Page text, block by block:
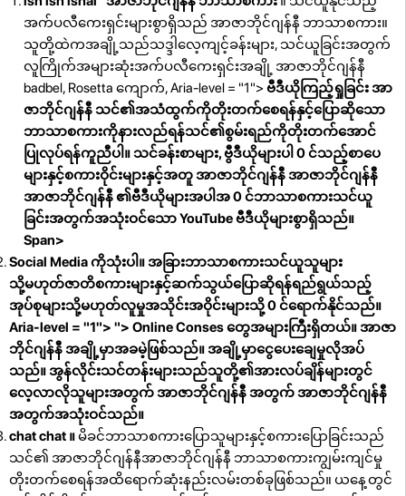
အက်ပလီကေးရှင်းများစွာရှိသည် အာဇာဘိုင်ဂျန်နီ ဘာသာစကား။
သူတို့ထဲကအချို့သည်သဒ္ဒါလေ့ကျင့်ခန်းများ, သင်ယူခြင်းအတွက်
လူကြိုက်အများဆုံးအက်ပလီကေးရှင်းအချို့ အာဇာဘိုင်ဂျန်နီ
badbel, Rosetta ကျောက်, Aria-level = "1"> ဗီဒီယိုကြည့်ရှုခြင်း အာ
ဇာဘိုင်ဂျန်နီ သင်၏အသံထွက်ကိုတိုးတက်စေရန်နှင့်ပြောဆိုသော
ဘာသာစကားကိုနားလည်ရန်သင်၏စွမ်းရည်ကိုတိုးတက်အောင်
ပြုလုပ်ရန်ကူညီပါ။ သင်ခန်းစာများ, ဗွီဒီယိုများပါ 0 င်သည့်စာပေ
များနှင့်စကားဝိုင်းများနှင့်အတူ အာဇာဘိုင်ဂျန်နီ အာဇာဘိုင်ဂျန်နီ
အာဇာဘိုင်ဂျန်နီ ၏ဗီဒီယိုများအပါအ 0 င်ဘာသာစကားသင်ယူ
ခြင်းအတွက်အသုံးဝင်သော YouTube ဗီဒီယိုများစွာရှိသည်။
Span>
Social Media ကိုသုံးပါ။ အခြားဘာသာစကားသင်ယူသူများ
သို့မဟုတ်ဇာတိစကားများနှင့်ဆက်သွယ်ပြောဆိုရန်ရည်ရွယ်သည့်
အုပ်စုများသို့မဟုတ်လူမှုအသိုင်းအဝိုင်းများသို့ 0 င်ရောက်နိုင်သည်။
Aria-level = "1"> "> Online Conses တွေအများကြီးရှိတယ်။ အာဇာ
ဘိုင်ဂျန်နီ အချို့မှာအခမဲ့ဖြစ်သည်။ အချို့မှာငွေပေးချေမှုလိုအပ်
သည်။ အွန်လိုင်းသင်တန်းများသည်သူတို့၏အားလပ်ချိန်များတွင်
လေ့လာလိုသူများအတွက် အာဇာဘိုင်ဂျန်နီ အတွက် အာဇာဘိုင်ဂျန်နီ
အတွက်အသုံးဝင်သည်။
chat chat ။မိခင်ဘာသာစကားပြောသူများနှင့်စကားပြောခြင်းသည်
သင်၏ အာဇာဘိုင်ဂျန်နီအာဇာဘိုင်ဂျန်နီ ဘာသာစကားကျွမ်းကျင်မှု
တိုးတက်စေရန်အထိရောက်ဆုံးနည်းလမ်းတစ်ခုဖြစ်သည်။ ယနေ့တွင်